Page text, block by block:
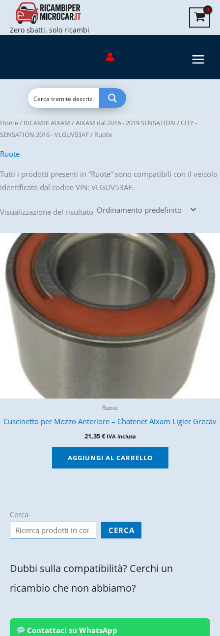
contenuto
Zero sbatti, solo ricambi
Home/ RICAMBI AIXAM /AIXAM dal 2016 - 2019 SENSATION / CITY -
SENSATION 2016 - VLGUV53AF/ Ruote
Ruote
Tutti i prodotti presenti in “Ruote” sono compatibili con il veicolo
identificato dal codice VIN: VLGUV53AF.
Visualizzazione del risultato
Ruote
Cuscinetto per Mozzo Anteriore – Chatenet Aixam Ligier Grecav
21,35€ IVA inclusa
AGGIUNGI AL CARRELLO
Cerca
CERCA
Dubbi sulla compatibilità? Cerchi un
ricambio che non abbiamo?
Contattaci su WhatsApp